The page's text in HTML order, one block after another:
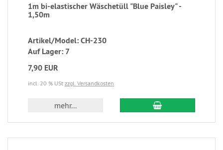
1m bi-elastischer Wäschetüll "Blue Paisley" -
1,50m
Artikel/Model: CH-230
Auf Lager: 7
7,90 EUR
incl. 20 % USt zzgl. Versandkosten
mehr...